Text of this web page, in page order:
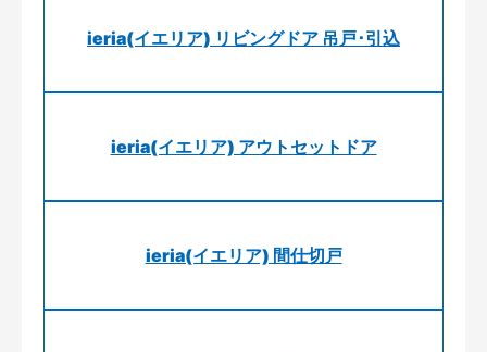
ieria(イエリア) リビングドア 吊戸･引込
ieria(イエリア) アウトセットドア
ieria(イエリア) 間仕切戸